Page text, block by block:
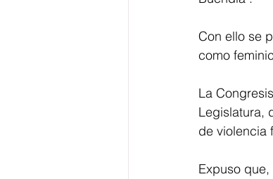
Con ello se
como
La
Legislatura,
de violencia
Expuso